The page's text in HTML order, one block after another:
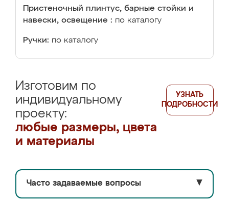
Пристеночный плинтус, барные стойки и
навески, освещение : по каталогу
Ручки: по каталогу
Изготовим по
индивидуальному
проекту:
любые размеры, цвета
и материалы
УЗНАТЬ
ПОДРОБНОСТИ
Часто задаваемые вопросы ▼